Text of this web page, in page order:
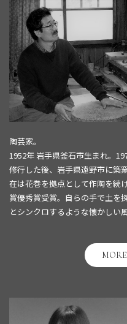
陶芸家。
1952年 岩手県釜石市生まれ。
修行した後、 岩手県遠野市に築
在は花巻を拠点として作陶を続
賞優秀賞受賞。 自らの手で土を
とシンクロするような懐かしい